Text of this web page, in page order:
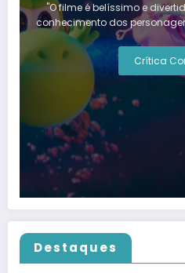
"O filme é belíssimo e
conhecimento dos
Crítica
Destaques